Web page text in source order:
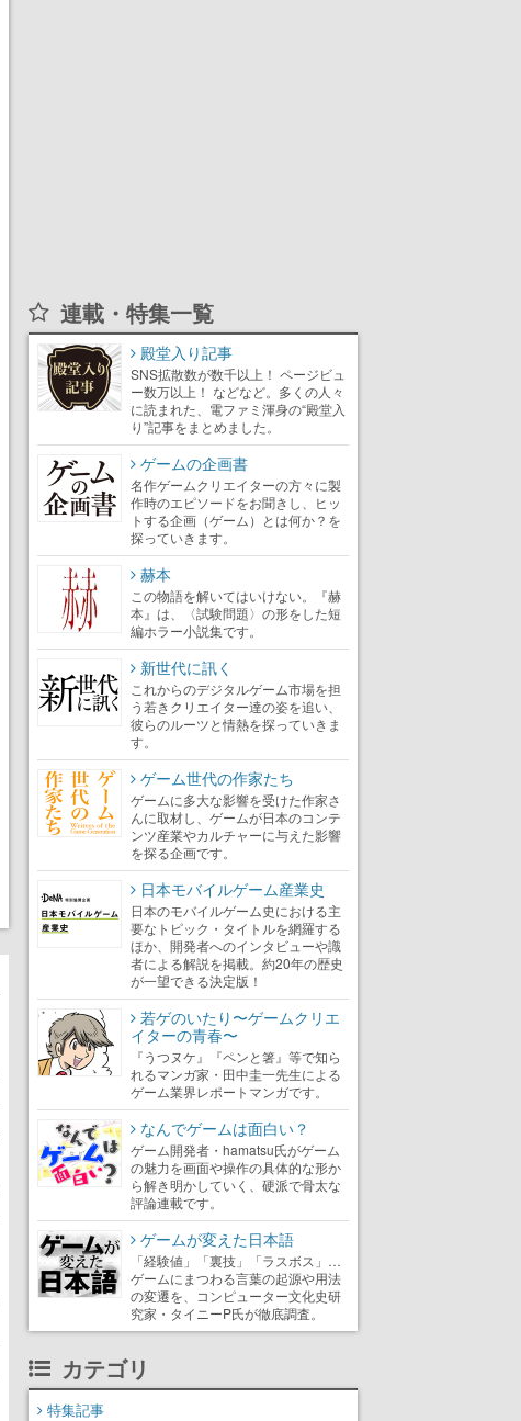
連載・特集一覧
殿堂入り記事
SNS拡散数が数千以上！ ページビュ
ー数万以上！ などなど。多くの人々
に読まれた、電ファミ渾身の“殿堂入
り”記事をまとめました。
ゲームの企画書
名作ゲームクリエイターの方々に製
作時のエピソードをお聞きし、ヒッ
トする企画（ゲーム）とは何か？を
探っていきます。
赫本
この物語を解いてはいけない。『赫
本』は、〈試験問題〉の形をした短
編ホラー小説集です。
新世代に訊く
これからのデジタルゲーム市場を担
う若きクリエイター達の姿を追い、
彼らのルーツと情熱を探っていきま
す。
ゲーム世代の作家たち
ゲームに多大な影響を受けた作家さ
んに取材し、ゲームが日本のコンテ
ンツ産業やカルチャーに与えた影響
を探る企画です。
日本モバイルゲーム産業史
日本のモバイルゲーム史における主
要なトピック・タイトルを網羅する
ほか、開発者へのインタビューや識
者による解説を掲載。約20年の歴史
が一望できる決定版！
若ゲのいたり〜ゲームクリエ
イターの青春〜
『うつヌケ』『ペンと箸』等で知ら
れるマンガ家・田中圭一先生による
ゲーム業界レポートマンガです。
なんでゲームは面白い？
ゲーム開発者・hamatsu氏がゲーム
の魅力を画面や操作の具体的な形か
ら解き明かしていく、硬派で骨太な
評論連載です。
ゲームが変えた日本語
「経験値」「裏技」「ラスボス」…
ゲームにまつわる言葉の起源や用法
の変遷を、コンピューター文化史研
究家・タイニーP氏が徹底調査。
カテゴリ
特集記事